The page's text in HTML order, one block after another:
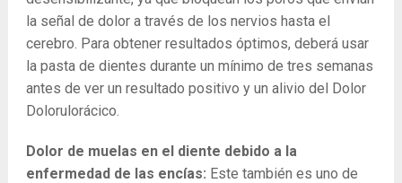
la señal de dolor a través de los nervios hasta el
cerebro. Para obtener resultados óptimos, deberá usar
la pasta de dientes durante un mínimo de tres semanas
antes de ver un resultado positivo y un alivio del Dolor
Dolorulorácico.
Dolor de muelas en el diente debido a la
enfermedad de las encías: Este también es uno de